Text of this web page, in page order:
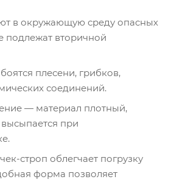
в окружающую среду опасных
подлежат вторичной
плесени, грибков,
соединений.
— материал плотный,
при
строп облегчает погрузку
форма позволяет